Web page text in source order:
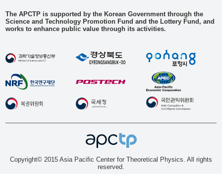
The APCTP is supported by the Korean Government through the
Science and Technology Promotion Fund and the Lottery Fund, and
works to enhance public value through its activities.
Copyright© 2015 Asia Pacific Center for Theoretical Physics. All rights
reserved.